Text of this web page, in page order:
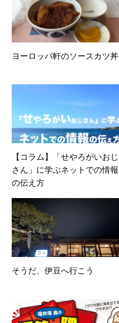
ヨーロッパ軒のソースカツ丼
【コラム】「せやろがいおじ
さん」に学ぶネットでの情報
の伝え方
そうだ、伊豆へ行こう